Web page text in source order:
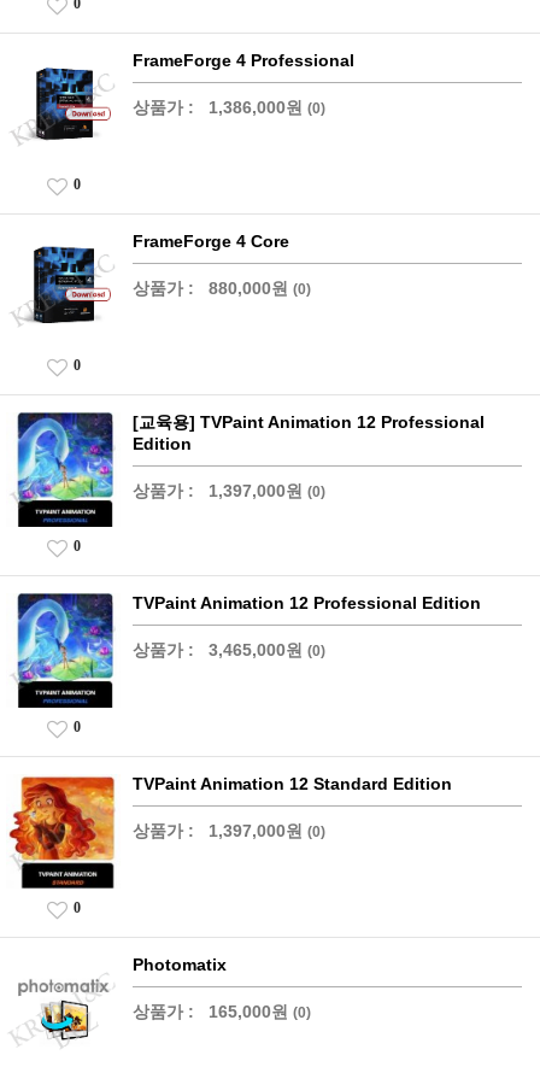
FrameForge 4 Professional
상품가 : 1,386,000원 (0)
0
FrameForge 4 Core
상품가 : 880,000원 (0)
0
[교육용] TVPaint Animation 12 Professional
Edition
상품가 : 1,397,000원 (0)
0
TVPaint Animation 12 Professional Edition
상품가 : 3,465,000원 (0)
0
TVPaint Animation 12 Standard Edition
상품가 : 1,397,000원 (0)
0
Photomatix
상품가 : 165,000원 (0)